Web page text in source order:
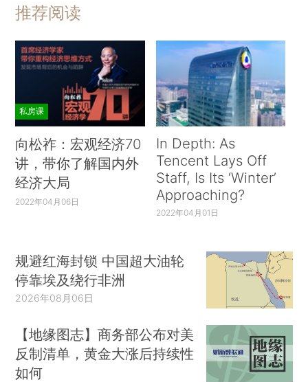
推荐阅读
私房课
向松祚：宏观经济70
讲，带你了解国内外
经济大局
2022年04月06日
In Depth: As
Tencent Lays Off
Staff, Is Its ‘Winter’
Approaching?
2022年04月01日
规避红海封锁 中国超大油轮
停靠埃及绕行非洲
2026年08月06日
【地缘图志】商务部公布对美
反制清单，黄金大涨后持续性
如何